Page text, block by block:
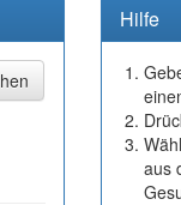
Hilfe
aus